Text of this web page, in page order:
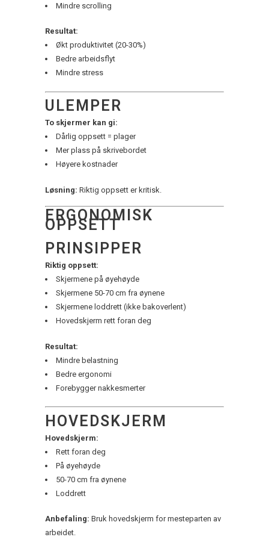
Mindre scrolling
Resultat:
Økt produktivitet (20-30%)
Bedre arbeidsflyt
Mindre stress
ULEMPER
To skjermer kan gi:
Dårlig oppsett = plager
Mer plass på skrivebordet
Høyere kostnader
Løsning: Riktig oppsett er kritisk.
ERGONOMISK
OPPSETT
PRINSIPPER
Riktig oppsett:
Skjermene på øyehøyde
Skjermene 50-70 cm fra øynene
Skjermene loddrett (ikke bakoverlent)
Hovedskjerm rett foran deg
Resultat:
Mindre belastning
Bedre ergonomi
Forebygger nakkesmerter
HOVEDSKJERM
Hovedskjerm:
Rett foran deg
På øyehøyde
50-70 cm fra øynene
Loddrett
Anbefaling: Bruk hovedskjerm for mesteparten av
arbeidet.